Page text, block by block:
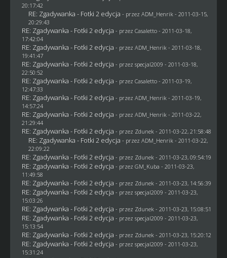
20:17:42
RE: Zgadywanka - Fotki 2 edycja - przez ADM_Henrik - 2011-03-15,
20:29:43
RE: Zgadywanka - Fotki 2 edycja - przez Casaletto- 2011-03-18,
17:42:04
RE: Zgadywanka - Fotki 2 edycja - przez ADM_Henrik - 2011-03-18,
19:41:47
RE: Zgadywanka - Fotki 2 edycja - przez specjal2009 - 2011-03-18,
22:50:52
RE: Zgadywanka - Fotki 2 edycja - przez Casaletto- 2011-03-19,
12:47:33
RE: Zgadywanka - Fotki 2 edycja - przez ADM_Henrik - 2011-03-19,
14:57:24
RE: Zgadywanka - Fotki 2 edycja - przez ADM_Henrik - 2011-03-22,
21:29:44
RE: Zgadywanka - Fotki 2 edycja - przez Zdunek - 2011-03-22, 21:58:48
RE: Zgadywanka - Fotki 2 edycja - przez ADM_Henrik - 2011-03-22,
22:09:22
RE: Zgadywanka - Fotki 2 edycja - przez Zdunek - 2011-03-23, 09:54:19
RE: Zgadywanka - Fotki 2 edycja - przez GM_Kuba - 2011-03-23,
11:49:58
RE: Zgadywanka - Fotki 2 edycja - przez Zdunek - 2011-03-23, 14:56:39
RE: Zgadywanka - Fotki 2 edycja - przez specjal2009 - 2011-03-23,
15:03:26
RE: Zgadywanka - Fotki 2 edycja - przez Zdunek - 2011-03-23, 15:08:51
RE: Zgadywanka - Fotki 2 edycja - przez specjal2009 - 2011-03-23,
15:13:54
RE: Zgadywanka - Fotki 2 edycja - przez Zdunek - 2011-03-23, 15:20:12
RE: Zgadywanka - Fotki 2 edycja - przez specjal2009 - 2011-03-23,
15:31:24